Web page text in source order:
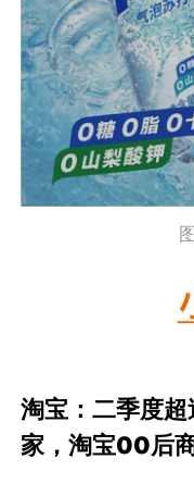
淘宝：二季度
家，淘宝00后